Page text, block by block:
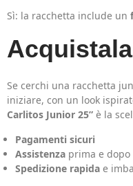
Sì: la racchetta include un
Se cerchi una racchetta
iniziare, con un look
Carlitos Junior 25” è la
Pagamenti sicuri
Assistenza prima e dopo
Spedizione rapida e